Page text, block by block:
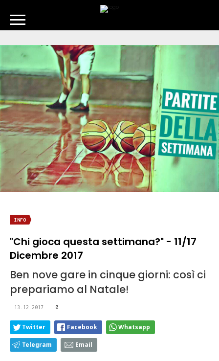
INFO
"Chi gioca questa settimana?" - 11/17
Dicembre 2017
Ben nove gare in cinque giorni: così ci
prepariamo al Natale!
13.12.2017 0
Twitter Facebook Whatsapp
Telegram Email